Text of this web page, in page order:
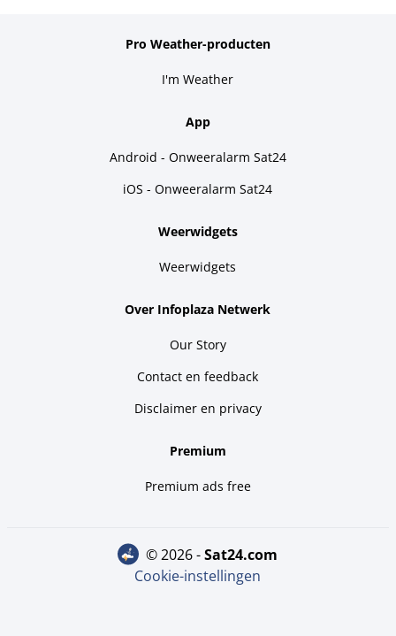
Pro Weather-producten
I'm Weather
App
Android - Onweeralarm Sat24
iOS - Onweeralarm Sat24
Weerwidgets
Weerwidgets
Over Infoplaza Netwerk
Our Story
Contact en feedback
Disclaimer en privacy
Premium
Premium ads free
© 2026 - sat24.com
Cookie-instellingen